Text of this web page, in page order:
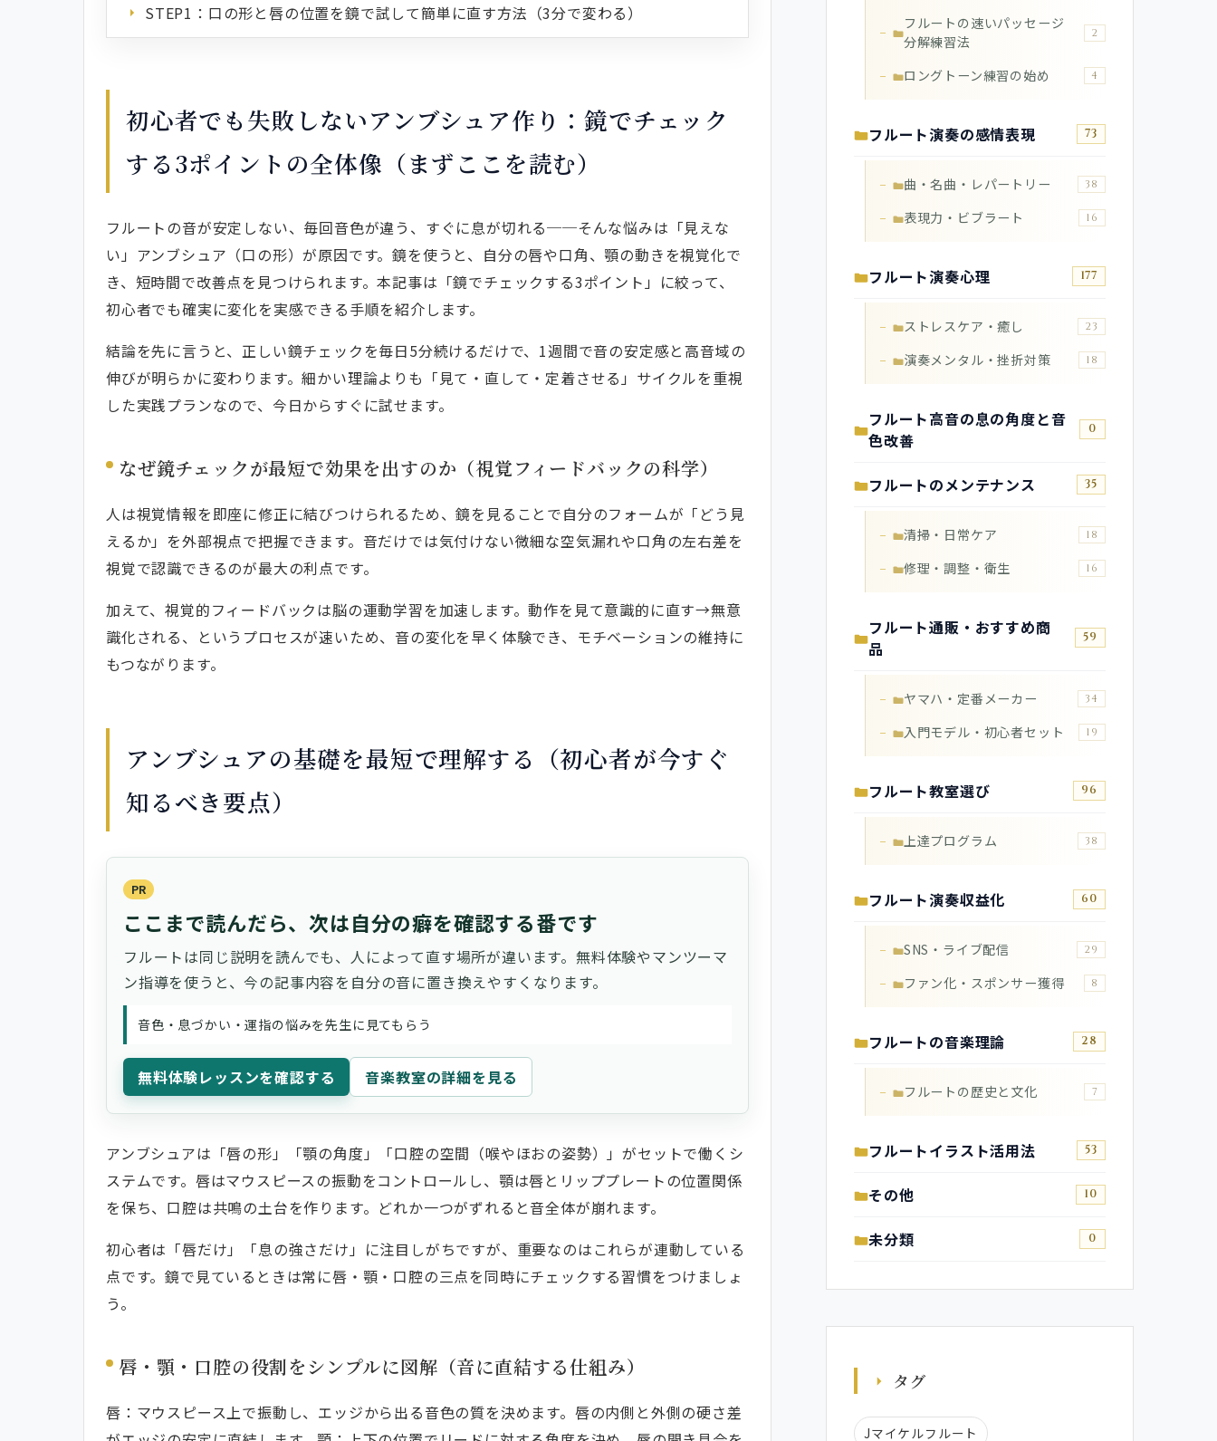
STEP1：口の形と唇の位置を鏡で試して簡単に直す方法（3分で変わる）
鏡の角度と見方のコツ（どこを見るかを限定する）
鏡で見るべき3つのライン（視覚で判断する基準）
調整ドリル（30秒×3の実践メニューで定着）
る）
ほお・顎・喉の連動を鏡で確認する方法
吹きながら鏡を見るテクニックと注意点（自然なフォームに戻す方法）
初心者が陥る失敗パターンと鏡で直す実践テクニック（プロ直伝・すぐ効く修正法）
マウスピース・リッププレートの誤差を見抜く視点
7日で変わる実践プラン：毎日5分の鏡チェックで確実に改善する方法（初心者向け）
鏡を使った練習環境の作り方：角度・光・おすすめ道具で効率UP
おすすめ鏡・スマホ固定法・照明（コスパ良しのツール）
練習環境で気をつける安全点（唇の疲労予防）
Q&A：よくある質問に専門家が短く回答するコーナー（質問回答形式）
唇が痛い・腫れる場合は？
高音が出ない・音が詰まるときの鏡チェックのやり方は？
鏡だけで限界はある？独学での進め方はどうする？
継続で差が出る学習リソース（動画・練習帳・指導を受ける目安）
まとめと次の一歩
初心者でも失敗しないアンブシュア作り：鏡でチェック
する3ポイントの全体像（まずここを読む）
フルートの音が安定しない、毎回音色が違う、すぐに息が切れる──そんな悩みは「見えな
い」アンブシュア（口の形）が原因です。鏡を使うと、自分の唇や口角、顎の動きを視覚化で
き、短時間で改善点を見つけられます。本記事は「鏡でチェックする3ポイント」に絞って、
初心者でも確実に変化を実感できる手順を紹介します。
結論を先に言うと、正しい鏡チェックを毎日5分続けるだけで、1週間で音の安定感と高音域の
伸びが明らかに変わります。細かい理論よりも「見て・直して・定着させる」サイクルを重視
した実践プランなので、今日からすぐに試せます。
なぜ鏡チェックが最短で効果を出すのか（視覚フィードバックの科学）
人は視覚情報を即座に修正に結びつけられるため、鏡を見ることで自分のフォームが「どう見
えるか」を外部視点で把握できます。音だけでは気付けない微細な空気漏れや口角の左右差を
視覚で認識できるのが最大の利点です。
加えて、視覚的フィードバックは脳の運動学習を加速します。動作を見て意識的に直す→無意
識化される、というプロセスが速いため、音の変化を早く体験でき、モチベーションの維持に
もつながります。
アンブシュアの基礎を最短で理解する（初心者が今すぐ
知るべき要点）
PR
ここまで読んだら、次は自分の癖を確認する番です
フルートは同じ説明を読んでも、人によって直す場所が違います。無料体験やマンツーマ
ン指導を使うと、今の記事内容を自分の音に置き換えやすくなります。
音色・息づかい・運指の悩みを先生に見てもらう
無料体験レッスンを確認する 音楽教室の詳細を見る
アンブシュアは「唇の形」「顎の角度」「口腔の空間（喉やほおの姿勢）」がセットで働くシ
ステムです。唇はマウスピースの振動をコントロールし、顎は唇とリッププレートの位置関係
を保ち、口腔は共鳴の土台を作ります。どれか一つがずれると音全体が崩れます。
初心者は「唇だけ」「息の強さだけ」に注目しがちですが、重要なのはこれらが連動している
点です。鏡で見ているときは常に唇・顎・口腔の三点を同時にチェックする習慣をつけましょ
う。
唇・顎・口腔の役割をシンプルに図解（音に直結する仕組み）
唇：マウスピース上で振動し、エッジから出る音色の質を決めます。唇の内側と外側の硬さ差
フルートの速いパッセージ
分解練習法
2
ロングトーン練習の始め 4
フルート演奏の感情表現 73
曲・名曲・レパートリー 38
表現力・ビブラート 16
フルート演奏心理 177
ストレスケア・癒し 23
演奏メンタル・挫折対策 18
フルート高音の息の角度と音
色改善
0
フルートのメンテナンス 35
清掃・日常ケア 18
修理・調整・衛生 16
フルート通販・おすすめ商
品
59
ヤマハ・定番メーカー 34
入門モデル・初心者セット 19
フルート教室選び 96
上達プログラム 38
フルート演奏収益化 60
SNS・ライブ配信 29
ファン化・スポンサー獲得 8
フルートの音楽理論 28
フルートの歴史と文化 7
フルートイラスト活用法 53
その他 10
未分類 0
タグ
Jマイケルフルート